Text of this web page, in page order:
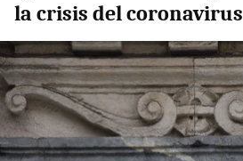
la crisis del coronavirus